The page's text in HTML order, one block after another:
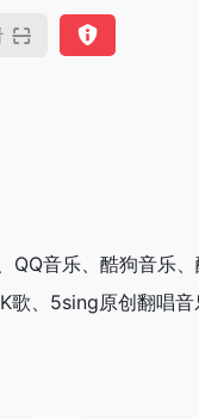
QQ音乐、酷狗音乐
、5sing原创翻唱音